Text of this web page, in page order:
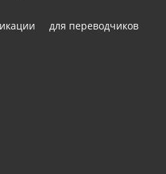
для переводчиков